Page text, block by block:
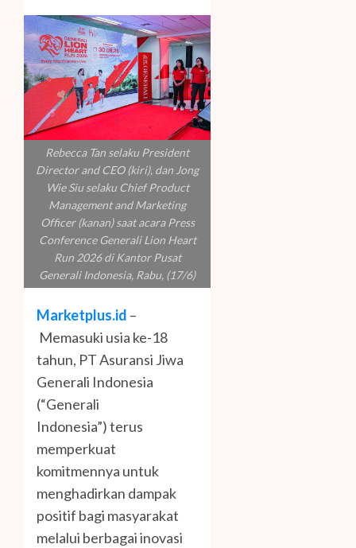
Rebecca Tan selaku President
Director and CEO (kiri), dan Jong
Wie Siu selaku Chief Product
Management and Marketing
Officer (kanan) saat acara Press
Conference Generali Lion Heart
Run 2026 di Kantor Pusat
Generali Indonesia, Rabu, (17/6)
Marketplus.id –
Memasuki usia ke-18
tahun, PT Asuransi Jiwa
Generali Indonesia
(“Generali
Indonesia”) terus
memperkuat
komitmennya untuk
menghadirkan dampak
positif bagi masyarakat
melalui berbagai inovasi